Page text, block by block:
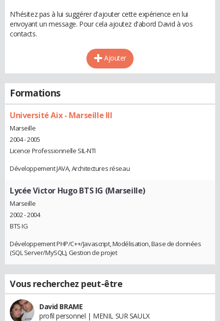
N'hésitez pas à lui suggérer d'ajouter cette expérience en lui
envoyant un message. Pour cela ajoutez d'abord David à vos
contacts.
Ajouter
Formations
Université Aix - Marseille III
Marseille
2004 - 2005
Licence Professionnelle SIL-NTI
Développement JAVA, Architectures réseau
Lycée Victor Hugo BTS IG (Marseille)
Marseille
2002 - 2004
BTS IG
Développement PHP/C++/Javascript, Modélisation, Base de données
(SQL Server/MySQL), Gestion de projet
Vous recherchez peut-être
David BRAME
profil personnel | MENIL SUR SAULX